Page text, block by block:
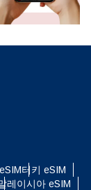
터키 eSIM
레이시아 eSIM